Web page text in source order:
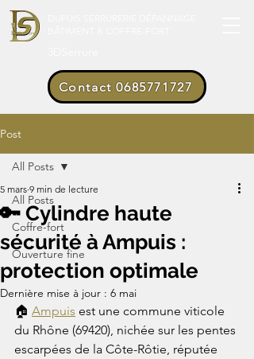
Contact 0685771727
Post
All Posts
Coffre-fort
Ouverture fine
All Posts
🔑 Cylindre haute
sécurité à Ampuis :
protection optimale
5 mars 9 min de lecture
Dernière mise à jour : 6 mai
🏠 Ampuis est une commune viticole
du Rhône (69420), nichée sur les pentes
escarpées de la Côte-Rôtie, réputée